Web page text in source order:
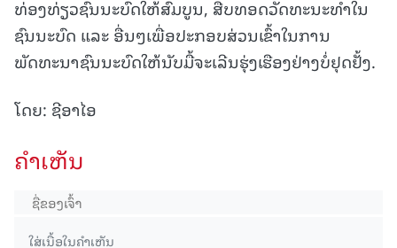
ທ່ອງທ່ຽວຊົນນະບົດໃຫ້ສົມບູນ, ສືບທອດວັດທະນະທຳໃນ
ຊົນນະບົດ ແລະ ອື່ນໆເພື່ອປະກອບສ່ວນເຂົ້າໃນການ
ພັດທະນາຊົນນະບົດໃຫ້ນັບມື້ຈະເລີນຮຸ່ງເຮືອງຢ່າງບໍ່ຢຸດຢັ້ງ.
ໂດຍ: ຊີອາໄອ
ຄໍາເຫັນ